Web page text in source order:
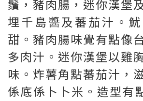
鬚，豬肉腸，迷你漢堡
埋千島醬及蕃茄汁。
甜。豬肉腸味覺有點像
多肉汁。迷你漢堡以雞
味。炸薯角點蕃茄汁，
係底係卜卜米。造型有